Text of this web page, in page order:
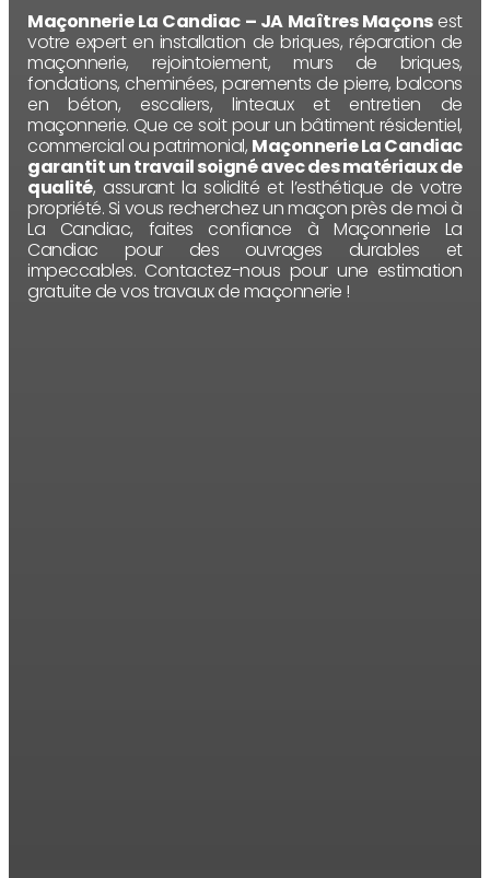
Maçonnerie La Candiac – JA Maîtres Maçonsest
votre expert en installation de briques, réparation de
maçonnerie, rejointoiement, murs de briques,
fondations, cheminées, parements de pierre, balcons
en béton, escaliers, linteaux et entretien de
maçonnerie. Que ce soit pour un bâtiment résidentiel,
commercial ou patrimonial, Maçonnerie La Candiac
garantit un travail soigné avec des matériaux de
qualité, assurant la solidité et l’esthétique de votre
propriété. Si vous recherchez un maçon près de moi à
La Candiac, faites confiance à Maçonnerie La
Candiac pour des ouvrages durables et
impeccables. Contactez-nous pour une estimation
gratuite de vos travaux de maçonnerie !